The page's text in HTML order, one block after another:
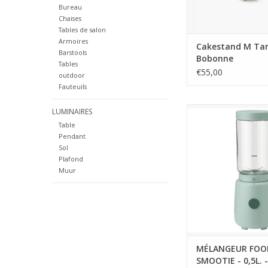
Bureau
Chaises
Tables de salon
Armoires
Barstools
Tables
outdoor
Fauteuils
LUMINAIRES
Table
Pendant
Sol
Plafond
Muur
alliant couleurs
Cakestand M
Bobonne
€55,00
Avec le mixeur de
Foodie, vous
conviviale et
Cuisine, idéale pour
la consommation
fruits et légumes. En
secondes, vous
ingrédients
smoothie
MÉLANGEUR
SMOOTIE - 0,5L.